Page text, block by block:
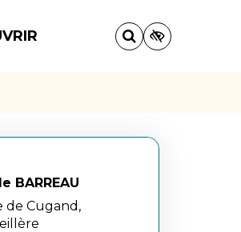
BARREAU
de Cugand,